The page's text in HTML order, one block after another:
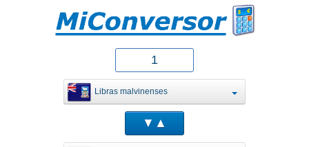
Libras malvinenses